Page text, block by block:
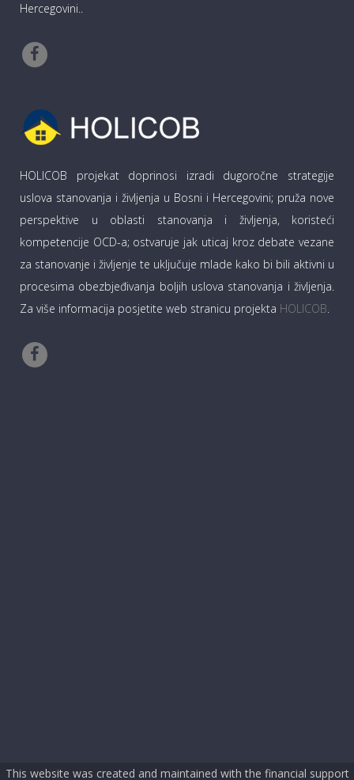
Hercegovini..
HOLICOB projekat doprinosi izradi dugoročne strategije
uslova stanovanja i življenja u Bosni i Hercegovini; pruža nove
perspektive u oblasti stanovanja i življenja, koristeći
kompetencije OCD-a; ostvaruje jak uticaj kroz debate vezane
za stanovanje i življenje te uključuje mlade kako bi bili aktivni u
procesima obezbjeđivanja boljih uslova stanovanja i življenja.
Za više informacija posjetite web stranicu projekta HOLICOB
This website was created and maintained with the financial support